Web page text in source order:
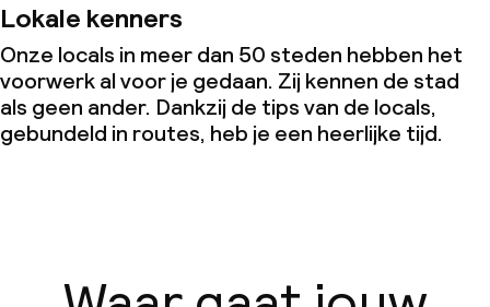
Lokale kenners
Onze locals in meer dan 50 steden hebben het
voorwerk al voor je gedaan. Zij kennen de stad
als geen ander. Dankzij de tips van de locals,
gebundeld in routes, heb je een heerlijke tijd.